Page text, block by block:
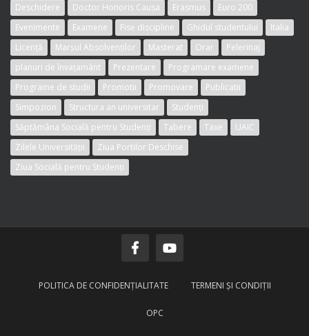
Deschidere
Doctor Honoris Causa Erasmus
Euro 200
Evenimente
Examene Fise discipline Ghidul studentului
Italia
Licență
Marșul Absolvenților Masterat Orar
Pelerinaj
planuri de învațamânt
Prezentare
Programare examene
Programe de studii
Promotii Promovare
Publicatii
Simpozion
Structura an universitar
Studenți
Săptămâna Socială pentru Studenți
Tabere Taxe
UAIC
Zilele Universității
Ziua Portilor Deschise
Ziua Socială pentru Studenți
POLITICA DE CONFIDENŢIALITATE TERMENI ŞI CONDIŢII
OPC